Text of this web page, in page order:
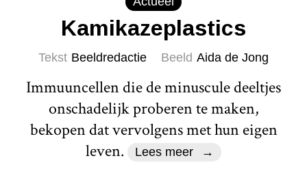
Kamikazeplastics
Tekst Beeldredactie Beeld Aida de Jong
Immuuncellen die de minuscule deeltjes
onschadelijk proberen te maken,
bekopen dat vervolgens met hun eigen
leven.
Lees meer